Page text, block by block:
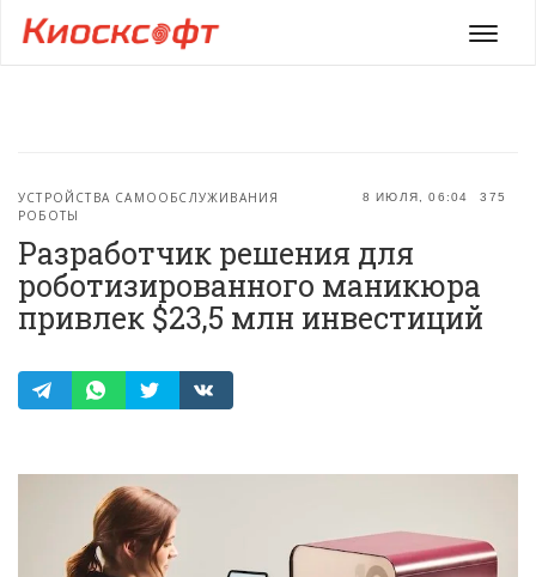
Меню
8 ИЮЛЯ, 06:04 375
УСТРОЙСТВА САМООБСЛУЖИВАНИЯ
РОБОТЫ
Разработчик решения для
роботизированного маникюра
привлек $23,5 млн инвестиций